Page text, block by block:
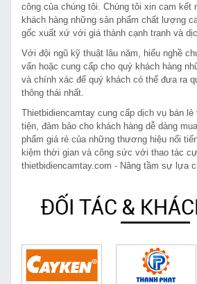
công của chúng tôi. Chúng tôi xin cam kết
khách hàng những sản phẩm chất lượng
gốc xuất xứ với giá thành cạnh tranh và
Với đội ngũ kỹ thuật lâu năm, hiểu nghề
vấn hoặc cung cấp cho quý khách hàng
và chính xác để quý khách có thể đưa ra
thông thái nhất.
Thietbidiencamtay cung cấp dịch vụ bán lẻ
tiện, đảm bảo cho khách hàng dễ dàng
phẩm giá rẻ của những thương hiệu nổi
kiệm thời gian và công sức với thao tác
thietbidiencamtay.com - Nâng tầm sự lựa
ĐỐI TÁC &